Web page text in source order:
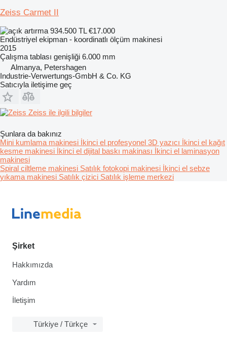
Zeiss Carmet II
934.500 TL€17.000
Endüstriyel ekipman - koordinatlı ölçüm makinesi
2015
Çalışma tablası genişliği 6.000 mm
Almanya, Petershagen
Industrie-Verwertungs-GmbH & Co. KG
Satıcıyla iletişime geç
Zeiss ile ilgili bilgiler
Şunlara da bakınız
Mini kumlama makinesi İkinci el profesyonel 3D yazıcı İkinci el kağıt
kesme makinesi İkinci el dijital baskı makinası İkinci el laminasyon
makinesi
Spiral ciltleme makinesi Satılık fotokopi makinesi İkinci el sebze
yıkama makinesi Satılık çizici Satılık işleme merkezi
Şirket
Hakkımızda
Yardım
İletişim
Türkiye / Türkçe